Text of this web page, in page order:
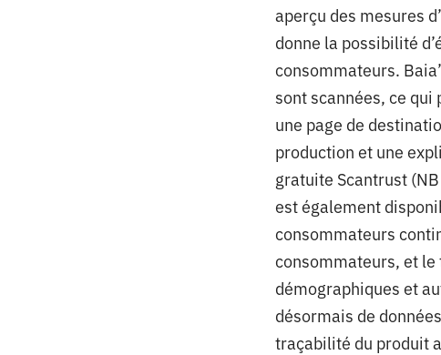
aperçu des mesures
donne la possibilité
consommateurs.
sont scannées, ce
une page de
production et une
gratuite Scantrust
est également
consommateurs
consommateurs, et le
démographiques et
désormais de
traçabilité du produit